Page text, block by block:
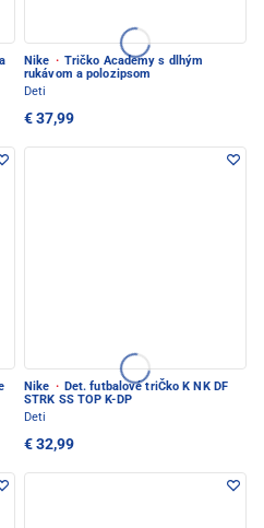
Nike · Tričko Academy s dlhým
rukávom a polozipsom
Deti
€ 37,99
Nike · Det. futbalové triČko K NK DF
STRK SS TOP K-DP
Deti
€ 32,99